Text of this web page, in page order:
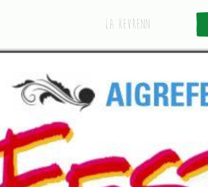
La Kevrenn